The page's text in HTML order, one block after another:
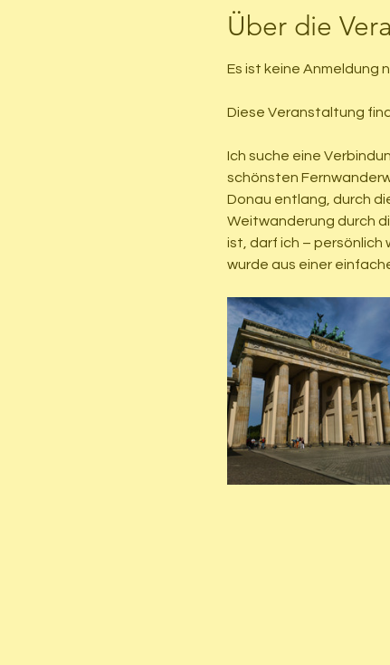
Über die
Es ist keine Anmeldung
Diese Veranstaltung
Ich suche eine
schönsten
Donau entlang, durch
Weitwanderung durch
ist, darf ich – persönlich
wurde aus einer